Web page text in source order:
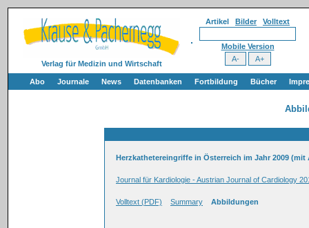
Verlag für Medizin und Wirtschaft
Artikel Bilder Volltext
Mobile Version
Abo Journale News Datenbanken Fortbildung Bücher
Herzkathetereingriffe in Österreich im Jahr 2009 (mit
Journal für Kardiologie - Austrian Journal of Cardiology
Volltext (PDF) Summary Abbildungen